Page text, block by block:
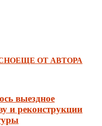
ЕЩЕ ОТ АВТОРА
выездное
и реконструкции